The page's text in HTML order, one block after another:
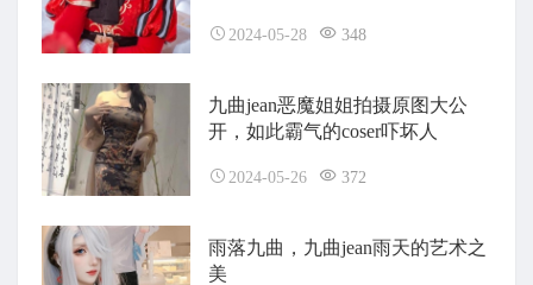
2024-05-28 348
九曲jean恶魔姐姐拍摄原图大公
开，如此霸气的coser吓坏人
2024-05-26 372
雨落九曲，九曲jean雨天的艺术之
美